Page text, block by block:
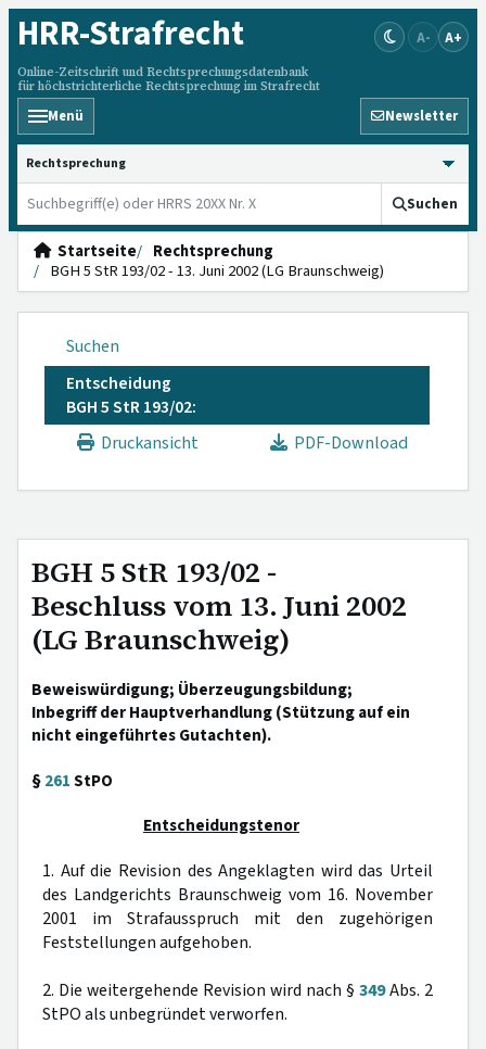
HRR-Strafrecht
Online-Zeitschrift und Rechtsprechungsdatenbank
für höchstrichterliche Rechtsprechung im Strafrecht
A- A+
Menü Newsletter
HRRS durchsuchen
Suchen
Startseite
Rechtsprechung
BGH 5 StR 193/02 - 13. Juni 2002 (LG Braunschweig)
Suchen
Entscheidung
BGH 5 StR 193/02:
Druckansicht
PDF-Download
BGH 5 StR 193/02 -
Beschluss vom 13. Juni 2002
(LG Braunschweig)
Beweiswürdigung; Überzeugungsbildung;
Inbegriff der Hauptverhandlung (Stützung auf ein
nicht eingeführtes Gutachten).
§261StPO
Entscheidungstenor
1. Auf die Revision des Angeklagten wird das Urteil
des Landgerichts Braunschweig vom 16. November
2001 im Strafausspruch mit den zugehörigen
Feststellungen aufgehoben.
2. Die weitergehende Revision wird nach § 349Abs. 2
StPO als unbegründet verworfen.